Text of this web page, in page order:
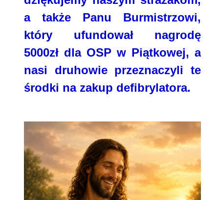
a także Panu Burmistrzowi,
który ufundował nagrodę
5000zł dla OSP w Piątkowej, a
nasi druhowie przeznaczyli te
środki na zakup defibrylatora.